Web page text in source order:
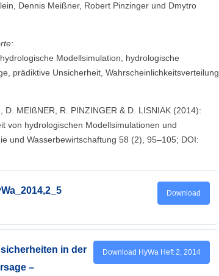
Dennis Meißner, Robert Pinzinger und Dmytro
Modellsimulation, hydrologische
prädiktive Unsicherheit, Wahrscheinlichkeitsverteilung
D. MEIßNER, R. PINZINGER & D. LISNIAK (2014):
von hydrologischen Modellsimulationen und
und Wasserbewirtschaftung 58 (2), 95–105; DOI:
Download
in der
–
Download HyWa Heft 2, 2014